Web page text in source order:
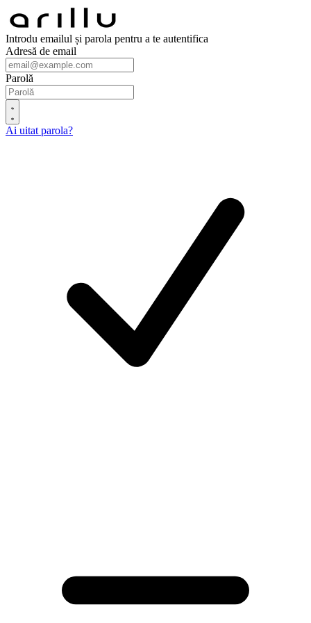
Introdu emailul și parola pentru a te autentifica
Adresă de email
Parolă
Ai uitat parola?